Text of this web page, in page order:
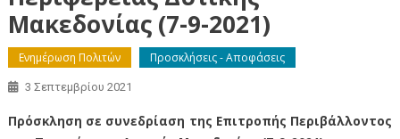
Μακεδονίας (7-9-2021)
Ενημέρωση Πολιτών Προσκλήσεις - Αποφάσεις
3 Σεπτεμβρίου 2021
Πρόσκληση σε συνεδρίαση της Επιτροπής Περιβάλλοντος